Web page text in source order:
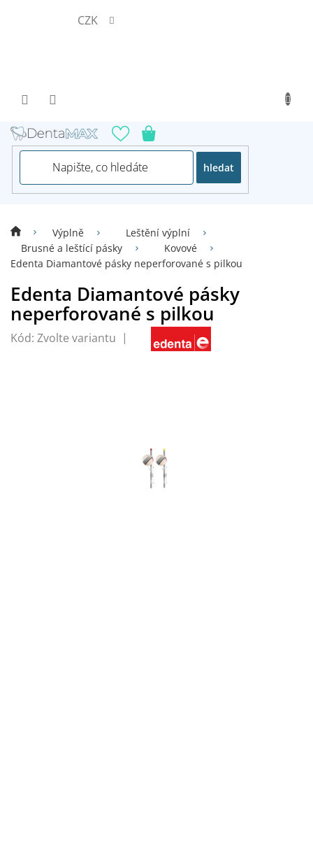
CZK
hledat
Výplně
Leštění výplní
Brusné a leštící pásky
Kovové
Edenta Diamantové pásky neperforované s pilkou
Edenta Diamantové pásky
neperforované s pilkou
Kód: Zvolte variantu